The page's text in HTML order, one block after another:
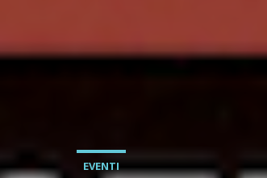
EVENTI